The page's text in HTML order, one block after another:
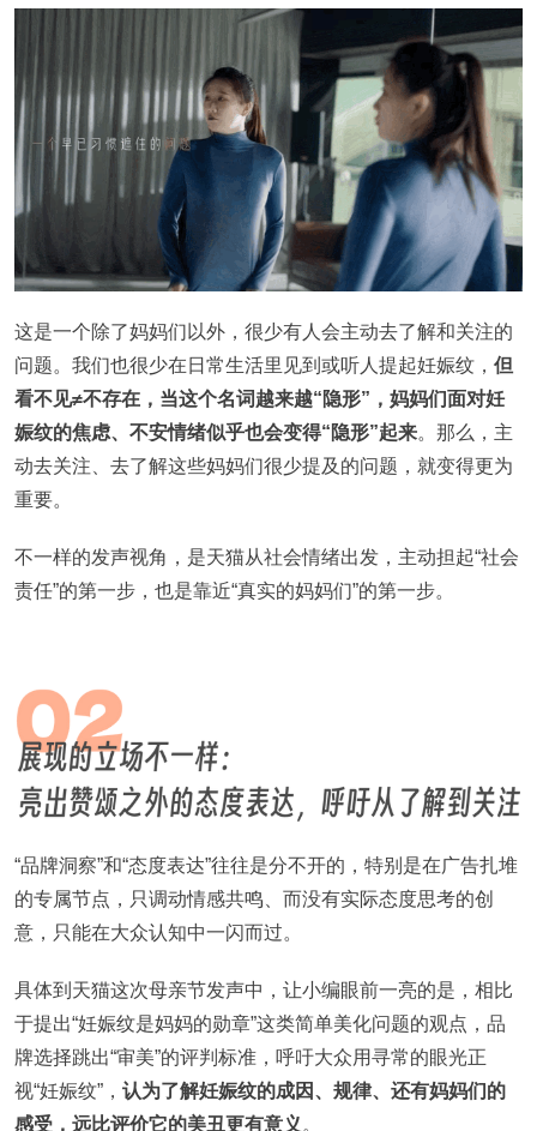
这是一个除了妈妈们以外，很少有人会主动去了解和关注的
问题。我们也很少在日常生活里见到或听人提起妊娠纹， 但
看不见≠不存在，当这个名词越来越“隐形”，妈妈们面对妊
娠纹的焦虑、不安情绪似乎也会变得“隐形”起来。那么，主
动去关注、去了解这些妈妈们很少提及的问题，就变得更为
重要。
不一样的发声视角，是天猫从社会情绪出发，主动担起“社会
责任”的第一步，也是靠近“真实的妈妈们”的第一步。
“品牌洞察”和“态度表达”往往是分不开的，特别是在广告扎堆
的专属节点，只调动情感共鸣、而没有实际态度思考的创
意，只能在大众认知中一闪而过。
具体到天猫这次母亲节发声中，让小编眼前一亮的是，相比
于提出“妊娠纹是妈妈的勋章”这类简单美化问题的观点，品
牌选择跳出“审美”的评判标准，呼吁大众用寻常的眼光正
视“妊娠纹”， 认为了解妊娠纹的成因、规律、还有妈妈们的
感受，远比评价它的美丑更有意义。